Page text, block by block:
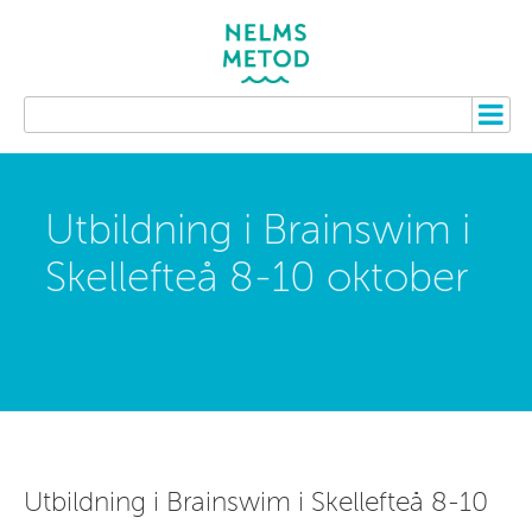
Utbildning i Brainswim i
Skellefteå 8-10 oktober
Utbildning i Brainswim i Skellefteå 8-10